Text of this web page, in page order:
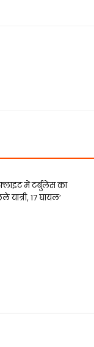
में टर्बुलेंस का
यात्री, 17 घायल’